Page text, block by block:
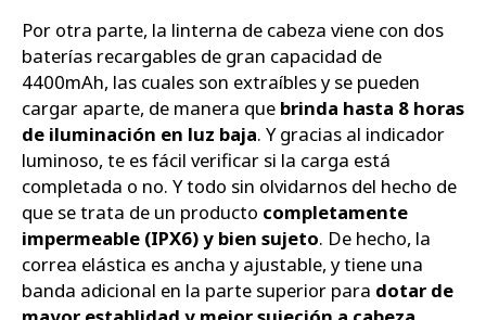
Por otra parte, la linterna de cabeza viene con dos
baterías recargables de gran capacidad de
4400mAh, las cuales son extraíbles y se pueden
cargar aparte, de manera que brinda hasta 8 horas
de iluminación en luz baja. Y gracias al indicador
luminoso, te es fácil verificar si la carga está
completada o no. Y todo sin olvidarnos del hecho de
que se trata de un producto completamente
impermeable (IPX6) y bien sujeto. De hecho, la
correa elástica es ancha y ajustable, y tiene una
banda adicional en la parte superior para dotar de